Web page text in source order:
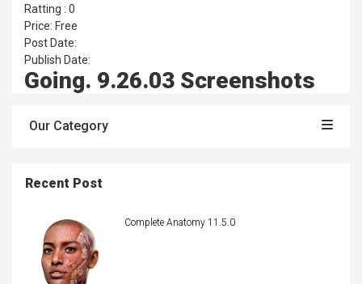
Ratting : 0
Price: Free
Post Date:
Publish Date:
Going. 9.26.03 Screenshots
Our Category
Recent Post
Complete Anatomy 11.5.0